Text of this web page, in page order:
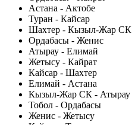
Астана - Актобе
Туран - Кайсар
Шахтер - Кызыл-Жар СК
Ордабасы - Женис
Атырау - Елимай
Жетысу - Кайрат
Кайсар - Шахтер
Елимай - Астана
Кызыл-Жар СК - Атырау
Тобол - Ордабасы
Женис - Жетысу